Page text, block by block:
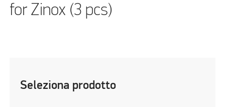
for Zinox (3 pcs)
Seleziona prodotto